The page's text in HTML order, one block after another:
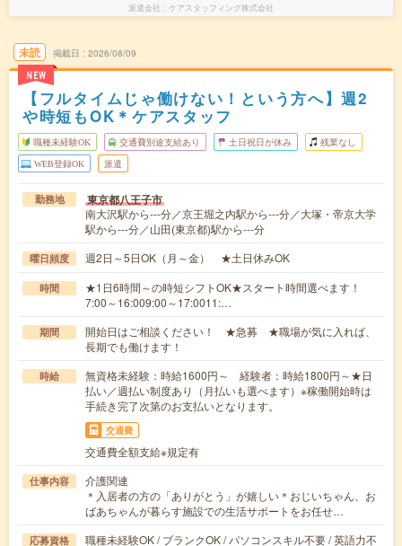
派遣会社 ケアスタッフィング株式会社
未読
NEW
掲載日 2026/08/09
【フルタイムじゃ働けない！という方へ】週2
や時短もOK＊ケアスタッフ
職種未経験OK 交通費別途支給あり 土日祝日が休み 残業なし
WEB登録OK 派遣
勤務地 東京都八王子市
南大沢駅から---分／京王堀之内駅から---分／大塚・帝京大学
駅から---分／山田(東京都)駅から---分
曜日頻度 週2日～5日OK（月～金） ★土日休みOK
時間
★1日6時間～の時短シフトOK★スタート時間選べます！
7:00～16:009:00～17:0011:…
期間
開始日はご相談ください！ ★急募 ★職場が気に入れば、
長期でも働けます！
時給
無資格未経験：時給1600円～ 経験者：時給1800円～★日
払い／週払い制度あり（月払いも選べます）※稼働開始時は
手続き完了次第のお支払いとなります。
交通費
交通費全額支給※規定有
仕事内容
介護関連
＊入居者の方の「ありがとう」が嬉しい＊おじいちゃん、お
ばあちゃんが暮らす施設での生活サポートをお任せ…
応募資格 職種未経験OK / ブランクOK / パソコンスキル不要 / 英語力不